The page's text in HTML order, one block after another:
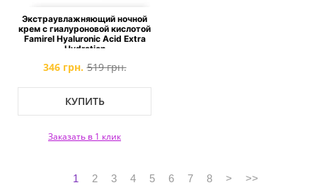
Экстраувлажняющий ночной
крем с гиалуроновой кислотой
Famirel Hyaluronic Acid Extra
Hydration
346 грн. 519 грн.
КУПИТЬ
Заказать в 1 клик
1 2 3 4 5 6 7 8 > >>